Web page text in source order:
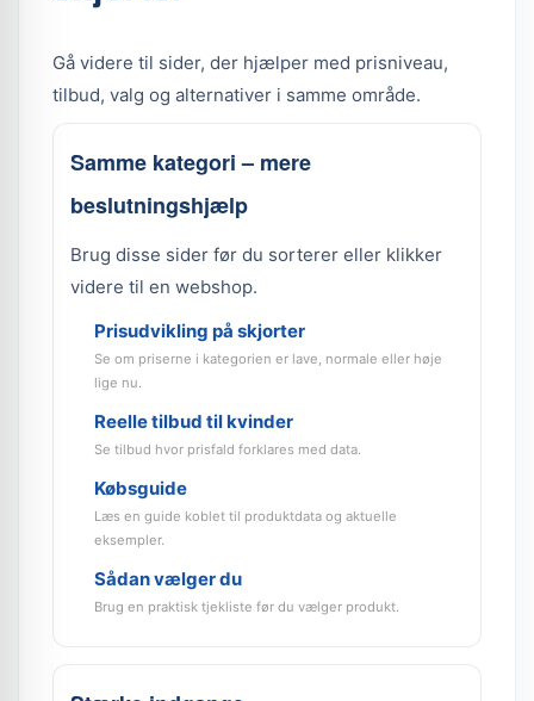
Gå videre til sider, der hjælper med prisniveau,
tilbud, valg og alternativer i samme område.
Samme kategori – mere
beslutningshjælp
Brug disse sider før du sorterer eller klikker
videre til en webshop.
Prisudvikling på skjorter
Se om priserne i kategorien er lave, normale eller høje
lige nu.
Reelle tilbud til kvinder
Se tilbud hvor prisfald forklares med data.
Købsguide
Læs en guide koblet til produktdata og aktuelle
eksempler.
Sådan vælger du
Brug en praktisk tjekliste før du vælger produkt.